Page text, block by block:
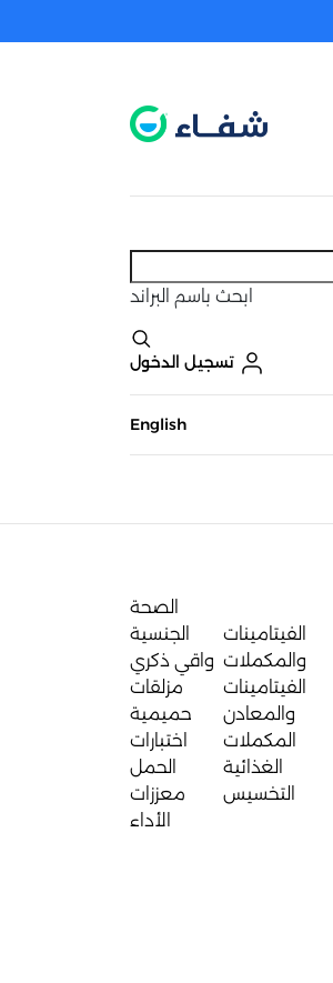
ابحث باسم البراند
تسجيل الدخول
English
الفيتامينات
والمكملات
الفيتامينات
والمعادن
المكملات
الغذائية
التخسيس
الصحة
الجنسية
واقي ذكري
مزلقات
حميمية
اختبارات
الحمل
معززات
الأداء